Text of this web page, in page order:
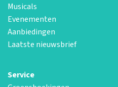
Musicals
Evenementen
Aanbiedingen
Laatste nieuwsbrief
Service